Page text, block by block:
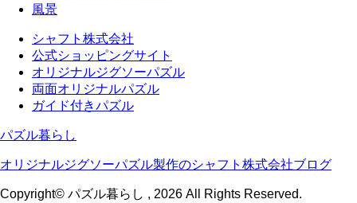
風景
シャフト株式会社
公式ショッピングサイト
オリジナルジグソーパズル
両面オリジナルパズル
ガイド付きパズル
パズル暮らし
オリジナルジグソーパズル製作のシャフト株式会社ブログ
Copyright© パズル暮らし , 2026 All Rights Reserved.